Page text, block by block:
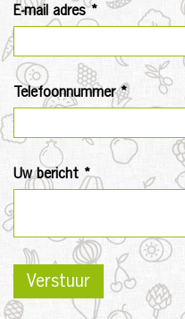
E-mail adres *
Telefoonnummer *
Uw bericht *
Verstuur